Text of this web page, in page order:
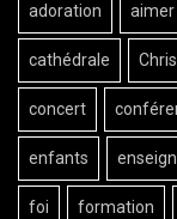
adoration aimer
cathédrale
concert
enfants
foi formation